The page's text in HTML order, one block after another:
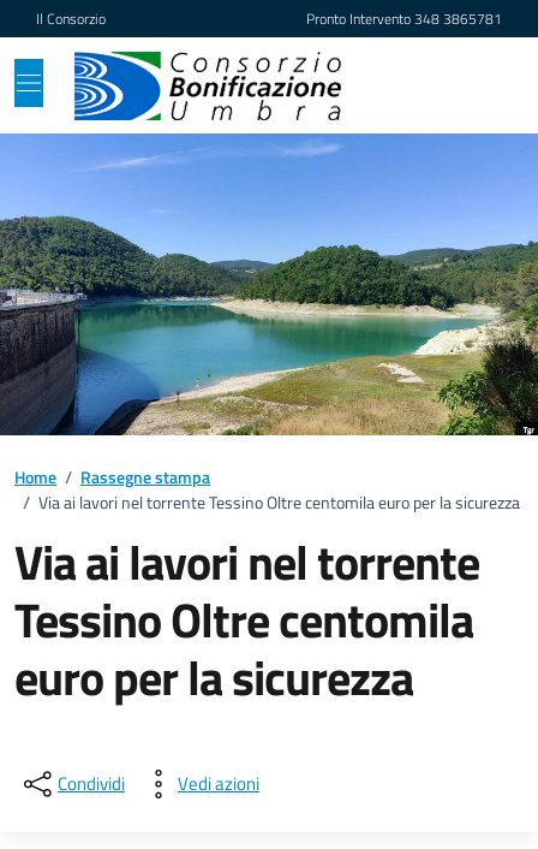
Vai ai contenuti
Vai al footer
Il Consorzio Pronto Intervento348 3865781
Home / Rassegne stampa
/ Via ai lavori nel torrente Tessino Oltre centomila euro per la sicurezza
Via ai lavori nel torrente
Tessino Oltre centomila
euro per la sicurezza
Condividi Vedi azioni